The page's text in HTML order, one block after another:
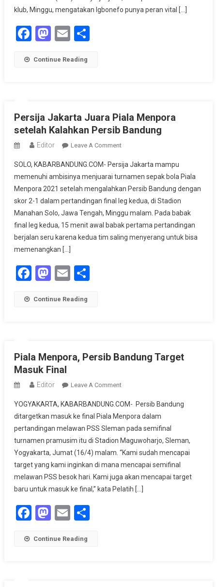
klub, Minggu, mengatakan Igbonefo punya peran vital […]
Facebook
Mastodon
Email
Continue Reading
Persija Jakarta Juara Piala Menpora
setelah Kalahkan Persib Bandung
Editor Leave A CommentOn
Jakarta
Juara
Piala
Menpora
Setelah
Kalahkan
Persib
SOLO, KABARBANDUNG.COM- Persija Jakarta mampu
memenuhi ambisinya menjuarai turnamen sepak bola Piala
Menpora 2021 setelah mengalahkan Persib Bandung dengan
skor 2-1 dalam pertandingan final leg kedua, di Stadion
Manahan Solo, Jawa Tengah, Minggu malam. Pada babak
final leg kedua, 15 menit awal babak pertama pertandingan
berjalan seru karena kedua tim saling menyerang untuk bisa
memenangkan […]
Facebook
Mastodon
Email
Continue Reading
Piala Menpora, Persib Bandung Target
Masuk Final
Editor Leave A CommentOn
Menpora,
Persib
Bandung
Target
Masuk
Final
YOGYAKARTA, KABARBANDUNG.COM- Persib Bandung
ditargetkan masuk ke final Piala Menpora dalam
pertandingan melawan PSS Sleman pada semifinal
turnamen pramusim itu di Stadion Maguwoharjo, Sleman,
Yogyakarta, Jumat (16/4) malam. “Kami sudah mencapai
target yang kami inginkan di mana mencapai semifinal
melawan PSS besok hari. Kami juga akan mencapai target
baru untuk masuk ke final,” kata Pelatih […]
Facebook
Mastodon
Email
Continue Reading